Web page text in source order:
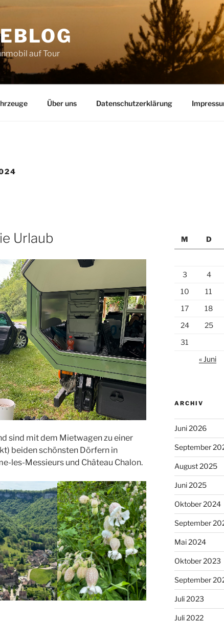
auf Tour
Über uns Datenschutzerklärung
Urlaub
sind mit dem Mietwagen zu einer
beiden schönsten Dörfern in
les-Messieurs und Château Chalon.
M
D
3
4
10
11
17
18
24
25
31
« Juni
ARCHIV
Juni 2026
September
August 2025
Juni 2025
Oktober 2024
September
Mai 2024
Oktober 2023
September
Juli 2023
Juli 2022